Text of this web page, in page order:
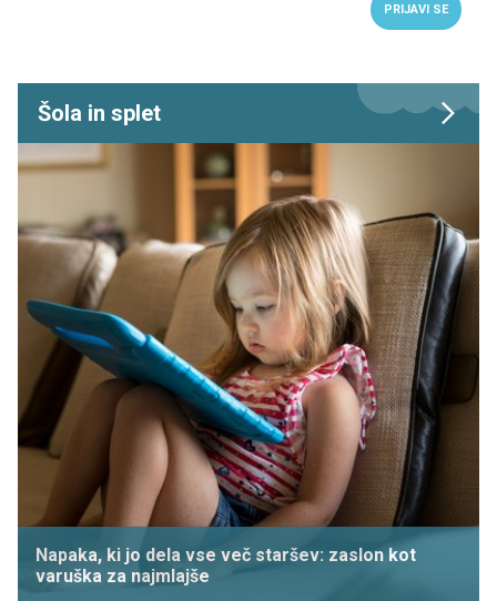
PRIJAVI SE
Šola in splet
Napaka, ki jo dela vse več staršev: zaslon kot
varuška za najmlajše